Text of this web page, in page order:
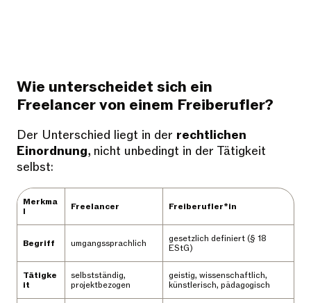
Wie unterscheidet sich ein
Freelancer von einem Freiberufler?
Der Unterschied liegt in der rechtlichen
Einordnung, nicht unbedingt in der Tätigkeit
selbst:
Merkma
l
Freelancer Freiberufler*in
Begriff umgangssprachlich
gesetzlich definiert (§ 18
EStG)
Tätigke
it
selbstständig,
projektbezogen
geistig, wissenschaftlich,
künstlerisch, pädagogisch